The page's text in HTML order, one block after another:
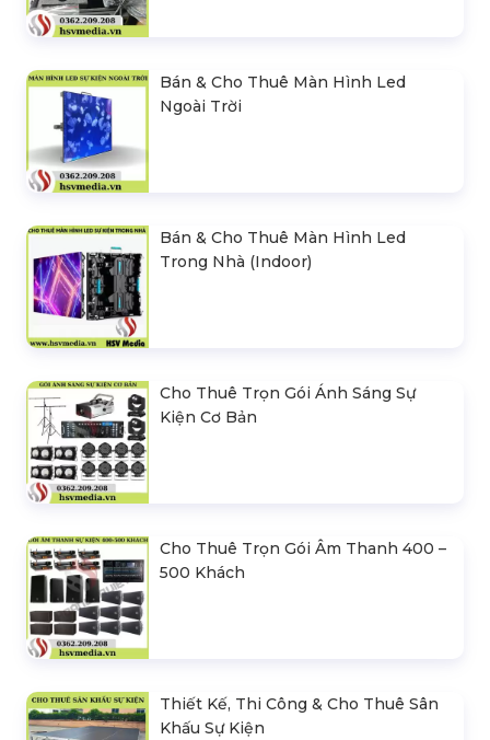
Bán & Cho Thuê Màn Hình Led
Ngoài Trời
Bán & Cho Thuê Màn Hình Led
Trong Nhà (Indoor)
Cho Thuê Trọn Gói Ánh Sáng Sự
Kiện Cơ Bản
Cho Thuê Trọn Gói Âm Thanh 400 –
500 Khách
Thiết Kế, Thi Công & Cho Thuê Sân
Khấu Sự Kiện